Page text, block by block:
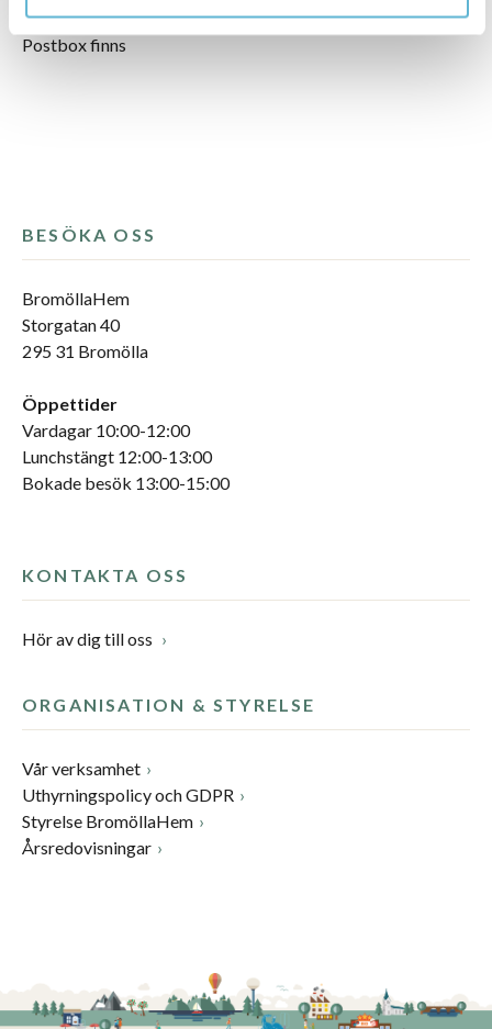
Övrigt:
Postbox finns
BESÖKA OSS
BromöllaHem
Storgatan 40
295 31 Bromölla
Öppettider
Vardagar 10:00-12:00
Lunchstängt 12:00-13:00
Bokade besök 13:00-15:00
KONTAKTA OSS
Hör av dig till oss
ORGANISATION & STYRELSE
Vår verksamhet
Uthyrningspolicy och GDPR
Styrelse BromöllaHem
Årsredovisningar